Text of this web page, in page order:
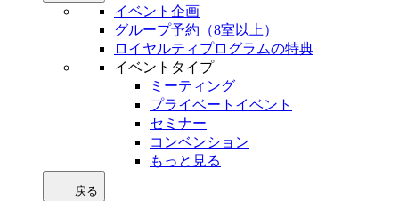
イベント企画
グループ予約（8室以上）
ロイヤルティプログラムの特典
イベントタイプ
ミーティング
プライベートイベント
セミナー
コンベンション
もっと見る
戻る